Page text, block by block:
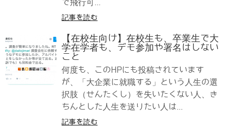
で飛行可...
記事を読む
【在校生向け】在校生も、卒業生で大
学在学者も、デモ参加や署名はしない
こと
何度も、このHPにも投稿されています
が、「大企業に就職する」という人生の選
択肢（せんたくし）を失いたくない人、き
ちんとした人生を送りたい人は...
記事を読む